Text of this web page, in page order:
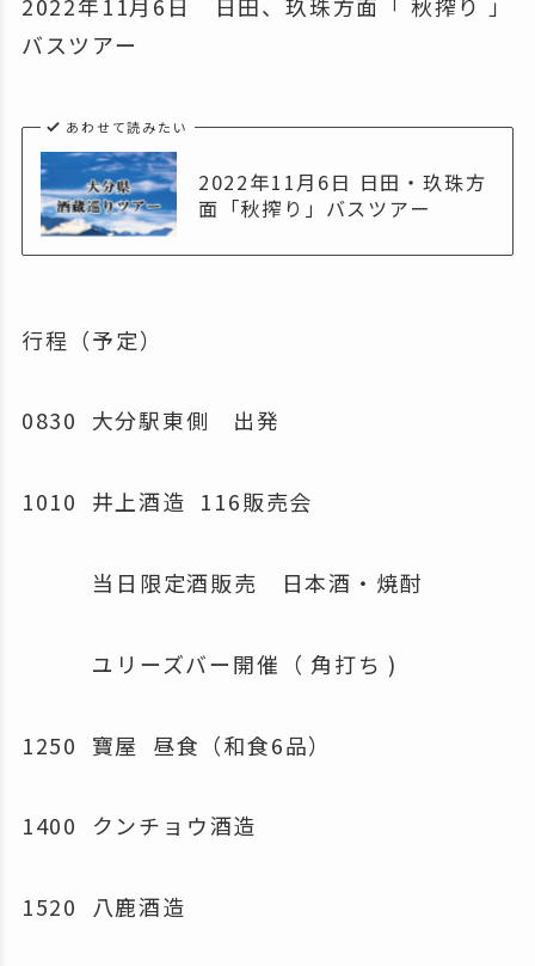
バスツアー
あわせて読みたい
2022年11月6日 日田・玖珠方
面「秋搾り」バスツアー
行程（予定）
0830 大分駅東側 出発
1010 井上酒造 116販売会
当日限定酒販売 日本酒・焼酎
ユリーズバー開催（ 角打ち )
1250 寶屋 昼食（和食6品）
1400 クンチョウ酒造
1520 八鹿酒造